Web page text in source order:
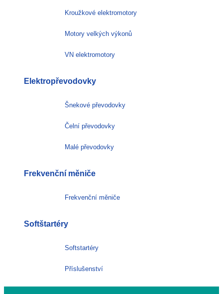
Kroužkové elektromotory
Motory velkých výkonů
VN elektromotory
Elektropřevodovky
Šnekové převodovky
Čelní převodovky
Malé převodovky
Frekvenční měniče
Frekvenční měniče
Softštartéry
Softstartéry
Příslušenství